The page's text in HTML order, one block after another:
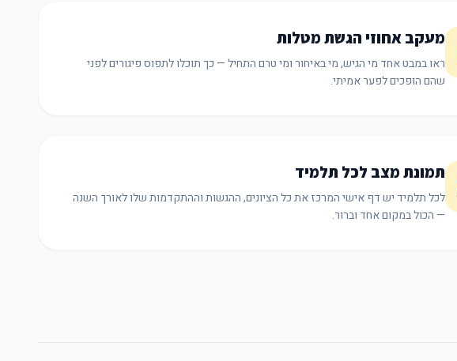
מעקב אחוזי הגשת מטלות
ראו במבט אחד מי הגיש, מי באיחור ומי טרם התחיל — כך תוכלו לתפוס פיגורים לפני
שהם הופכים לפער אמיתי.
תמונת מצב לכל תלמיד
לכל תלמיד יש דף אישי המרכז את כל הציונים, ההגשות וההתקדמות שלו לאורך השנה
— הכול במקום אחד וברור.